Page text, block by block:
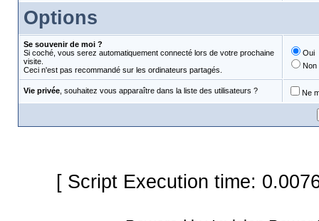
Options
Se souvenir de moi ?
Si coché, vous serez automatiquement connecté lors de votre prochaine
visite.
Ceci n'est pas recommandé sur les ordinateurs partagés.
Oui
Non
Vie privée, souhaitez vous apparaître dans la liste des utilisateurs ? Ne
[ Script Execution time: